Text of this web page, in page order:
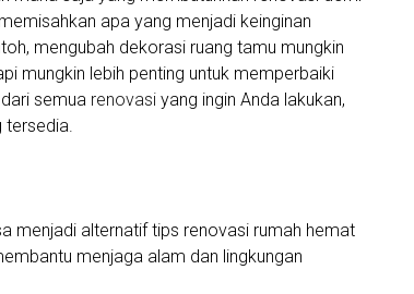
apa yang menjadi keinginan
mengubah dekorasi ruang tamu mungkin
mungkin lebih penting untuk memperbaiki
semua renovasi yang ingin Anda lakukan,
menjadi alternatif tips renovasi rumah hemat
menjaga alam dan lingkungan